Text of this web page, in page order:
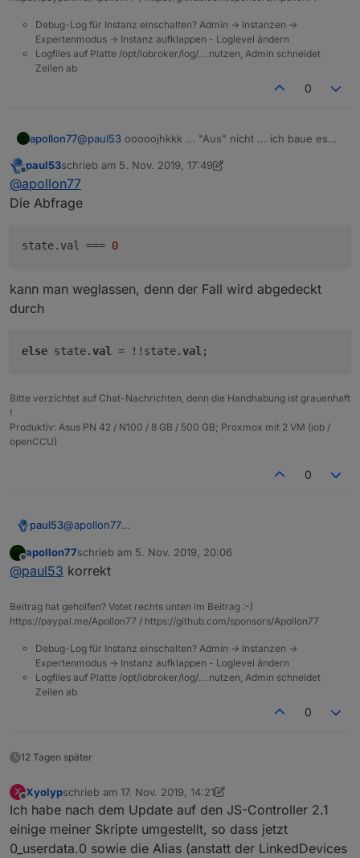
Debug-Log für Instanz einschalten? Admin -> Instanzen ->
Expertenmodus -> Instanz aufklappen - Loglevel ändern
Logfiles auf Platte /opt/iobroker/log/… nutzen, Admin schneidet
Zeilen ab
0
apollon77@paul53 ooooojhkkk ... "Aus" nicht ... ich baue es
Offline
paul53schrieb am 5. Nov. 2019, 17:49
zuletzt editiert von paul5311. Mai 2019, 19:07
@apollon77
Die Abfrage
state.val === 0
kann man weglassen, denn der Fall wird abgedeckt
durch
else state.val = !!state.val
Bitte verzichtet auf Chat-Nachrichten, denn die Handhabung ist grauenhaft
!
Produktiv: Asus PN 42 / N100 / 8 GB / 500 GB; Proxmox mit 2 VM (iob /
openCCU)
0
paul53@apollon77
Offline
apollon77schrieb am 5. Nov. 2019, 20:06
zuletzt editiert von
@paul53 korrekt
Beitrag hat geholfen? Votet rechts unten im Beitrag :-)
https://paypal.me/Apollon77 / https://github.com/sponsors/Apollon77
Debug-Log für Instanz einschalten? Admin -> Instanzen ->
Expertenmodus -> Instanz aufklappen - Loglevel ändern
Logfiles auf Platte /opt/iobroker/log/… nutzen, Admin schneidet
Zeilen ab
0
12 Tagen später
X
Offline
Xyolypschrieb am 17. Nov. 2019, 14:21
zuletzt editiert von Xyolyp
Ich habe nach dem Update auf den JS-Controller 2.1
einige meiner Skripte umgestellt, so dass jetzt
0_userdata.0 sowie die Alias (anstatt der LinkedDevices